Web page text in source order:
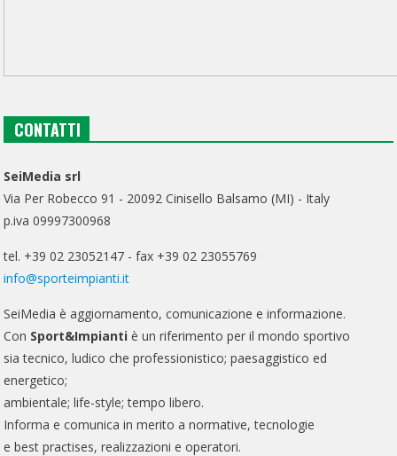
CONTATTI
SeiMedia srl
Via Per Robecco 91 - 20092 Cinisello Balsamo (MI) - Italy
p.iva 09997300968
tel. +39 02 23052147 - fax +39 02 23055769
info@sporteimpianti.it
SeiMedia è aggiornamento, comunicazione e informazione.
Con Sport&Impianti è un riferimento per il mondo sportivo
sia tecnico, ludico che professionistico; paesaggistico ed
energetico;
ambientale; life-style; tempo libero.
Informa e comunica in merito a normative, tecnologie
e best practises, realizzazioni e operatori.